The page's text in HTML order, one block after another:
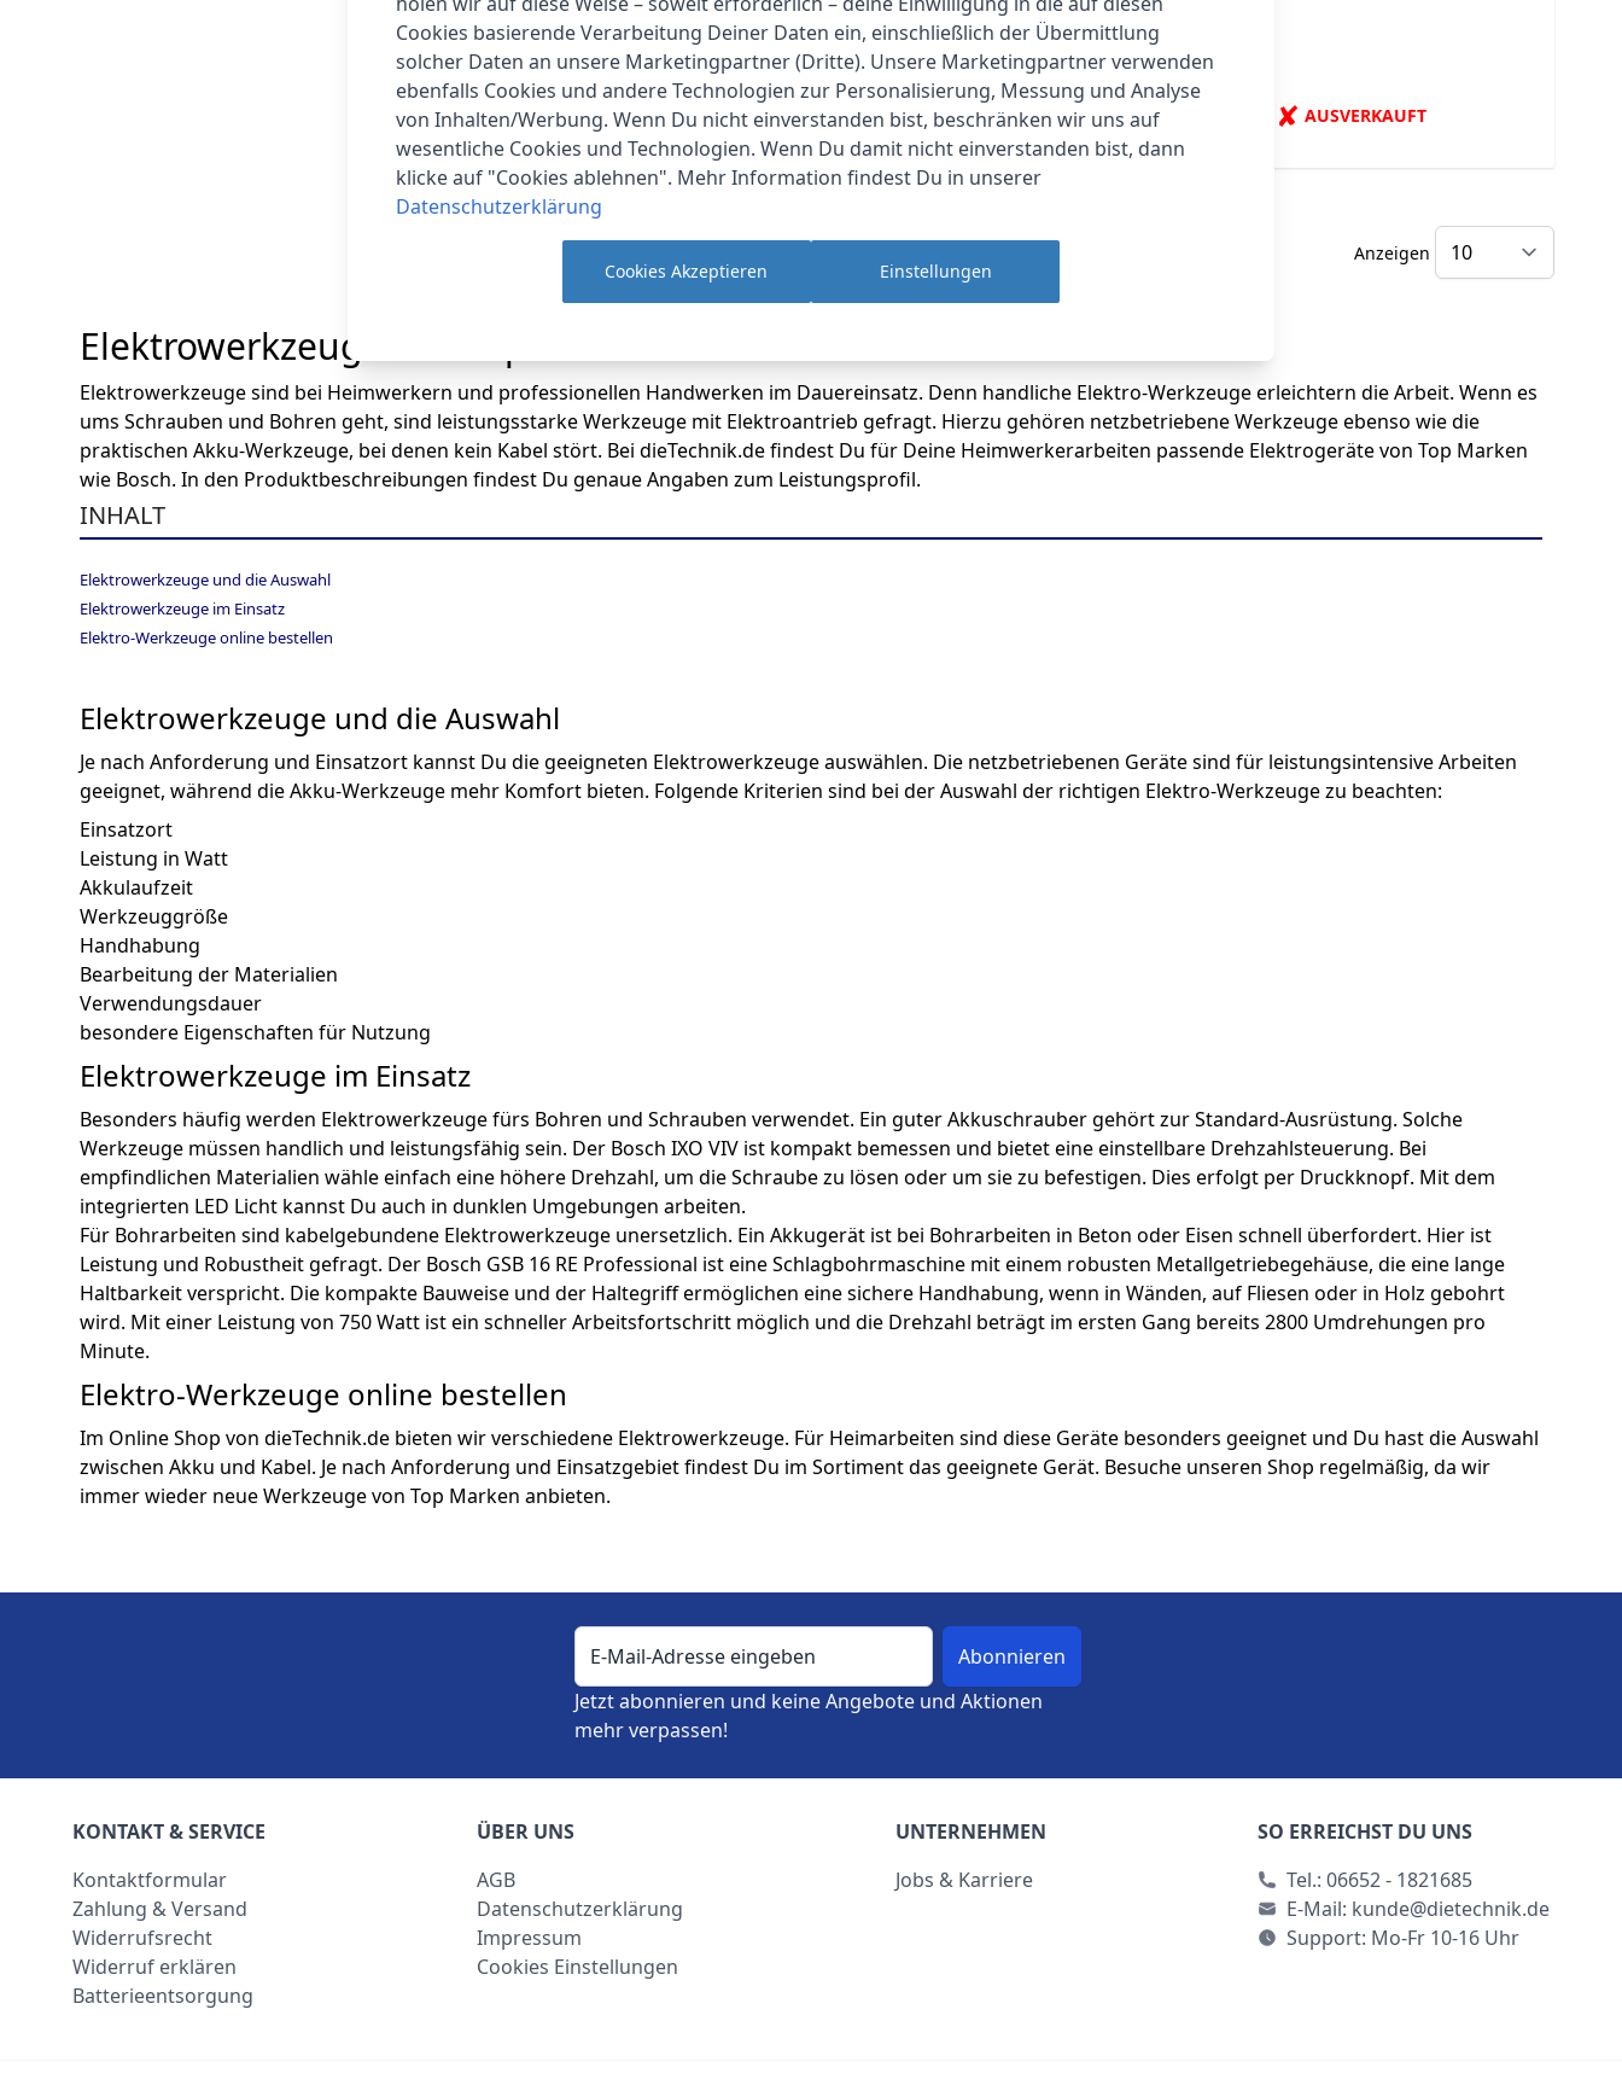
lange Akkulaufzeit mit 2500mAh
noch Leistungsstärker & schneller
Ideal für SUP's, Auto- / Rennradreifen
LED, Warnblicker & SOS Funktion
✘ AUSVERKAUFT
Anzeigen
Elektrowerkzeuge von Top Marken
Elektrowerkzeuge sind bei Heimwerkern und professionellen Handwerken im Dauereinsatz. Denn handliche Elektro-Werkzeuge erleichtern die Arbeit. Wenn es
ums Schrauben und Bohren geht, sind leistungsstarke Werkzeuge mit Elektroantrieb gefragt. Hierzu gehören netzbetriebene Werkzeuge ebenso wie die
praktischen Akku-Werkzeuge, bei denen kein Kabel stört. Bei dieTechnik.de findest Du für Deine Heimwerkerarbeiten passende Elektrogeräte von Top Marken
wie Bosch. In den Produktbeschreibungen findest Du genaue Angaben zum Leistungsprofil.
INHALT
Elektrowerkzeuge und die Auswahl
Elektrowerkzeuge im Einsatz
Elektro-Werkzeuge online bestellen
Elektrowerkzeuge und die Auswahl
Je nach Anforderung und Einsatzort kannst Du die geeigneten Elektrowerkzeuge auswählen. Die netzbetriebenen Geräte sind für leistungsintensive Arbeiten
geeignet, während die Akku-Werkzeuge mehr Komfort bieten. Folgende Kriterien sind bei der Auswahl der richtigen Elektro-Werkzeuge zu beachten:
Einsatzort
Leistung in Watt
Akkulaufzeit
Werkzeuggröße
Handhabung
Bearbeitung der Materialien
Verwendungsdauer
besondere Eigenschaften für Nutzung
Elektrowerkzeuge im Einsatz
Besonders häufig werden Elektrowerkzeuge fürs Bohren und Schrauben verwendet. Ein guter Akkuschrauber gehört zur Standard-Ausrüstung. Solche
Werkzeuge müssen handlich und leistungsfähig sein. Der Bosch IXO VIV ist kompakt bemessen und bietet eine einstellbare Drehzahlsteuerung. Bei
empfindlichen Materialien wähle einfach eine höhere Drehzahl, um die Schraube zu lösen oder um sie zu befestigen. Dies erfolgt per Druckknopf. Mit dem
integrierten LED Licht kannst Du auch in dunklen Umgebungen arbeiten.
Für Bohrarbeiten sind kabelgebundene Elektrowerkzeuge unersetzlich. Ein Akkugerät ist bei Bohrarbeiten in Beton oder Eisen schnell überfordert. Hier ist
Leistung und Robustheit gefragt. Der Bosch GSB 16 RE Professional ist eine Schlagbohrmaschine mit einem robusten Metallgetriebegehäuse, die eine lange
Haltbarkeit verspricht. Die kompakte Bauweise und der Haltegriff ermöglichen eine sichere Handhabung, wenn in Wänden, auf Fliesen oder in Holz gebohrt
wird. Mit einer Leistung von 750 Watt ist ein schneller Arbeitsfortschritt möglich und die Drehzahl beträgt im ersten Gang bereits 2800 Umdrehungen pro
Minute.
Elektro-Werkzeuge online bestellen
Im Online Shop von dieTechnik.de bieten wir verschiedene Elektrowerkzeuge. Für Heimarbeiten sind diese Geräte besonders geeignet und Du hast die Auswahl
zwischen Akku und Kabel. Je nach Anforderung und Einsatzgebiet findest Du im Sortiment das geeignete Gerät. Besuche unseren Shop regelmäßig, da wir
immer wieder neue Werkzeuge von Top Marken anbieten.
E-Mail-Adresse
Jetzt abonnieren und keine Angebote und Aktionen
mehr verpassen!
KONTAKT & SERVICE
Kontaktformular
Zahlung & Versand
Widerrufsrecht
Widerruf erklären
Batterieentsorgung
ÜBER UNS
AGB
Datenschutzerklärung
Impressum
Cookies Einstellungen
UNTERNEHMEN
Jobs & Karriere
SO ERREICHST DU UNS
Tel.: 06652 - 1821685
E-Mail: kunde@dietechnik.de
Support: Mo-Fr 10-16 Uhr
Cookies basierende Verarbeitung Deiner Daten ein, einschließlich der Übermittlung
solcher Daten an unsere Marketingpartner (Dritte). Unsere Marketingpartner verwenden
ebenfalls Cookies und andere Technologien zur Personalisierung, Messung und Analyse
von Inhalten/Werbung. Wenn Du nicht einverstanden bist, beschränken wir uns auf
wesentliche Cookies und Technologien. Wenn Du damit nicht einverstanden bist, dann
klicke auf "Cookies ablehnen". Mehr Information findest Du in unserer
Datenschutzerklärung
Cookies Akzeptieren Einstellungen